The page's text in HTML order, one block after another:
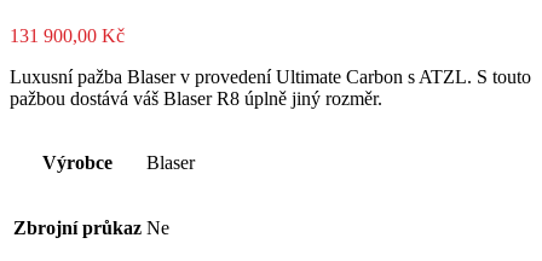
131 900,00 Kč
Luxusní pažba Blaser v provedení Ultimate Carbon s ATZL. S touto
pažbou dostává váš Blaser R8 úplně jiný rozměr.
Výrobce Blaser
Zbrojní průkaz Ne